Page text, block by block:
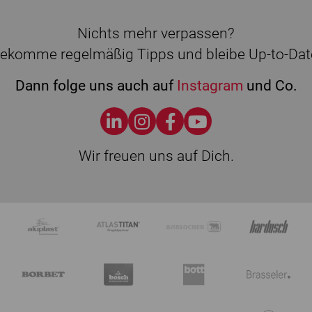
Nichts mehr verpassen?
regelmäßig Tipps und bleibe Up-to-
Dann folge uns auch auf Instagram und Co.
Wir freuen uns auf Dich.